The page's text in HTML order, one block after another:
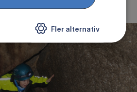
Fler alternativ